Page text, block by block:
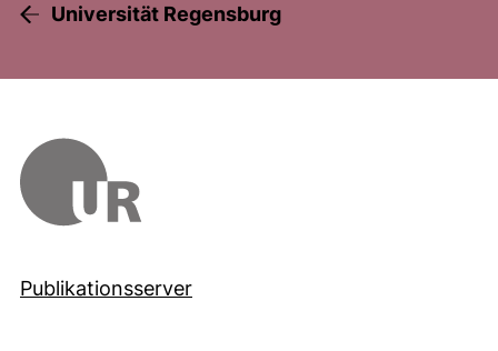
Universität Regensburg
Publikationsserver